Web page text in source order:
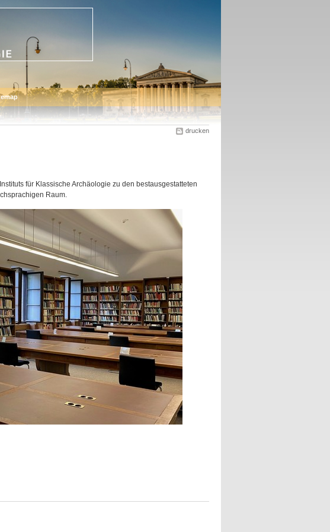
drucken
für Klassische Archäologie zu den bestausgestatteten
Raum.